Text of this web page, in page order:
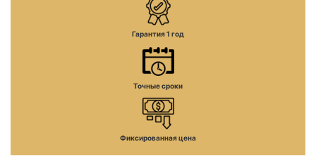
Гарантия 1 год
Точные сроки
Фиксированная цена